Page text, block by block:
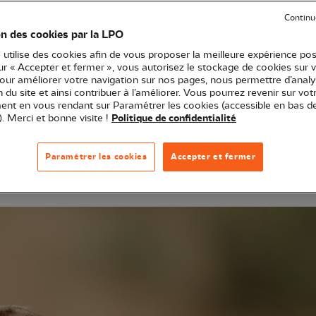
Connaissance
scientifiques, ce premier Baromètre de
de l’existence de deux France ornithologiques :
victime de pressions diffuses ; de l’autre,
Ce bilan démontre ainsi l’efficacité des
nos efforts pour réduire les pressions
des cookies par la LPO
utilise des cookies afin de vous proposer la meilleure expérience
« Accepter et fermer », vous autorisez le stockage de cookies sur
améliorer votre navigation sur nos pages, nous permettre
du site et ainsi contribuer à l’améliorer. Vous pourrez revenir sur
en vous rendant sur Paramétrer les cookies (accessible en bas
Merci et bonne visite ! Politique de confidentialité
Accepter et fermer
Paramétrer les cookies